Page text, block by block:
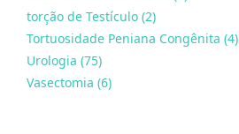
torção de Testículo (2)
Tortuosidade Peniana Congênita (4)
Urologia (75)
Vasectomia (6)